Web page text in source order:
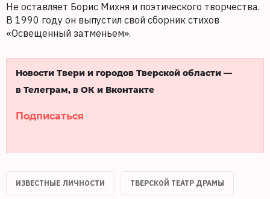
Не оставляет Борис Михня и поэтического творчества.
В 1990 году он выпустил свой сборник стихов
«Освещенный затменьем».
Новости Твери и городов Тверской области —
в Телеграм, в ОК и Вконтакте
Подписаться
ИЗВЕСТНЫЕ ЛИЧНОСТИ ТВЕРСКОЙ ТЕАТР ДРАМЫ